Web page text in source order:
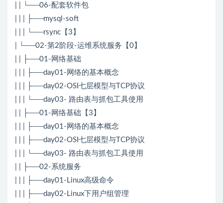
| | └──06-配套软件包
| | | ├──mysql-soft
| | | └──rsync【3】
| └──02-第2阶段-运维系统服务【0】
| | ├──01-网络基础
| | | ├──day01-网络的基本概念
| | | ├──day02-OSI七层模型与TCP协议
| | | └──day03- 路由表与抓包工具使用
| | ├──01-网络基础【3】
| | | ├──day01-网络的基本概念
| | | ├──day02-OSI七层模型与TCP协议
| | | └──day03- 路由表与抓包工具使用
| | ├──02-系统服务
| | | ├──day01-Linux高级命令
| | | ├──day02-Linux下用户组管理